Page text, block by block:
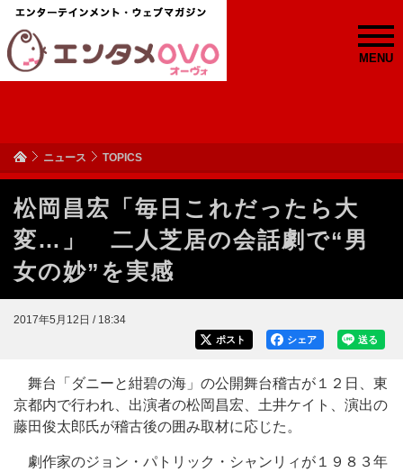
MENU
ニュース TOPICS
松岡昌宏「毎日これだったら大
変…」 二人芝居の会話劇で“男
女の妙”を実感
2017年5月12日 / 18:34
送る
シェア
ポスト
舞台「ダニーと紺碧の海」の公開舞台稽古が１２日、東
京都内で行われ、出演者の松岡昌宏、土井ケイト、演出の
藤田俊太郎氏が稽古後の囲み取材に応じた。
劇作家のジョン・パトリック・シャンリィが１９８３年